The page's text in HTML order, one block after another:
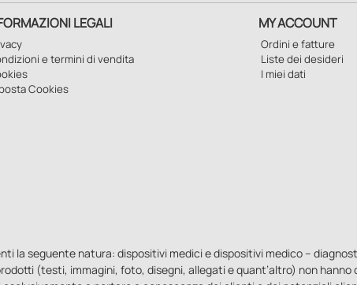
LEGALI
e termini di vendita
Cookies
MY ACCOUNT
Ordini e fatture
Liste dei desideri
I miei dati
la seguente natura: dispositivi medici e dispositivi medico –
(testi, immagini, foto, disegni, allegati e quant’altro) non